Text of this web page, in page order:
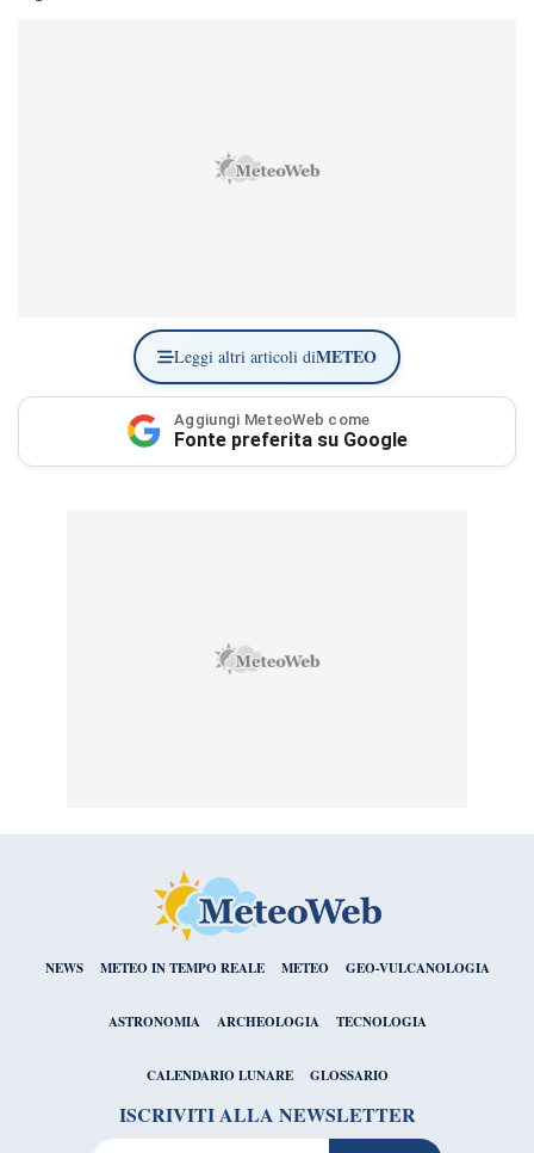
Leggi altri articoli diMETEO
Aggiungi MeteoWeb come
Fonte preferita su Google
NEWS METEO IN TEMPO REALE METEO GEO-VULCANOLOGIA
ASTRONOMIA ARCHEOLOGIA TECNOLOGIA
CALENDARIO LUNARE GLOSSARIO
ISCRIVITI ALLA NEWSLETTER